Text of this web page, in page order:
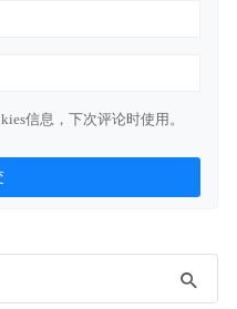
信息，下次评论时使用。